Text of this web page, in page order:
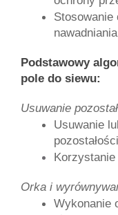
Stosowanie
Podstawowy
pole do siewu:
Usuwanie
Usuwanie
Korzystanie
Orka i
Wykonanie